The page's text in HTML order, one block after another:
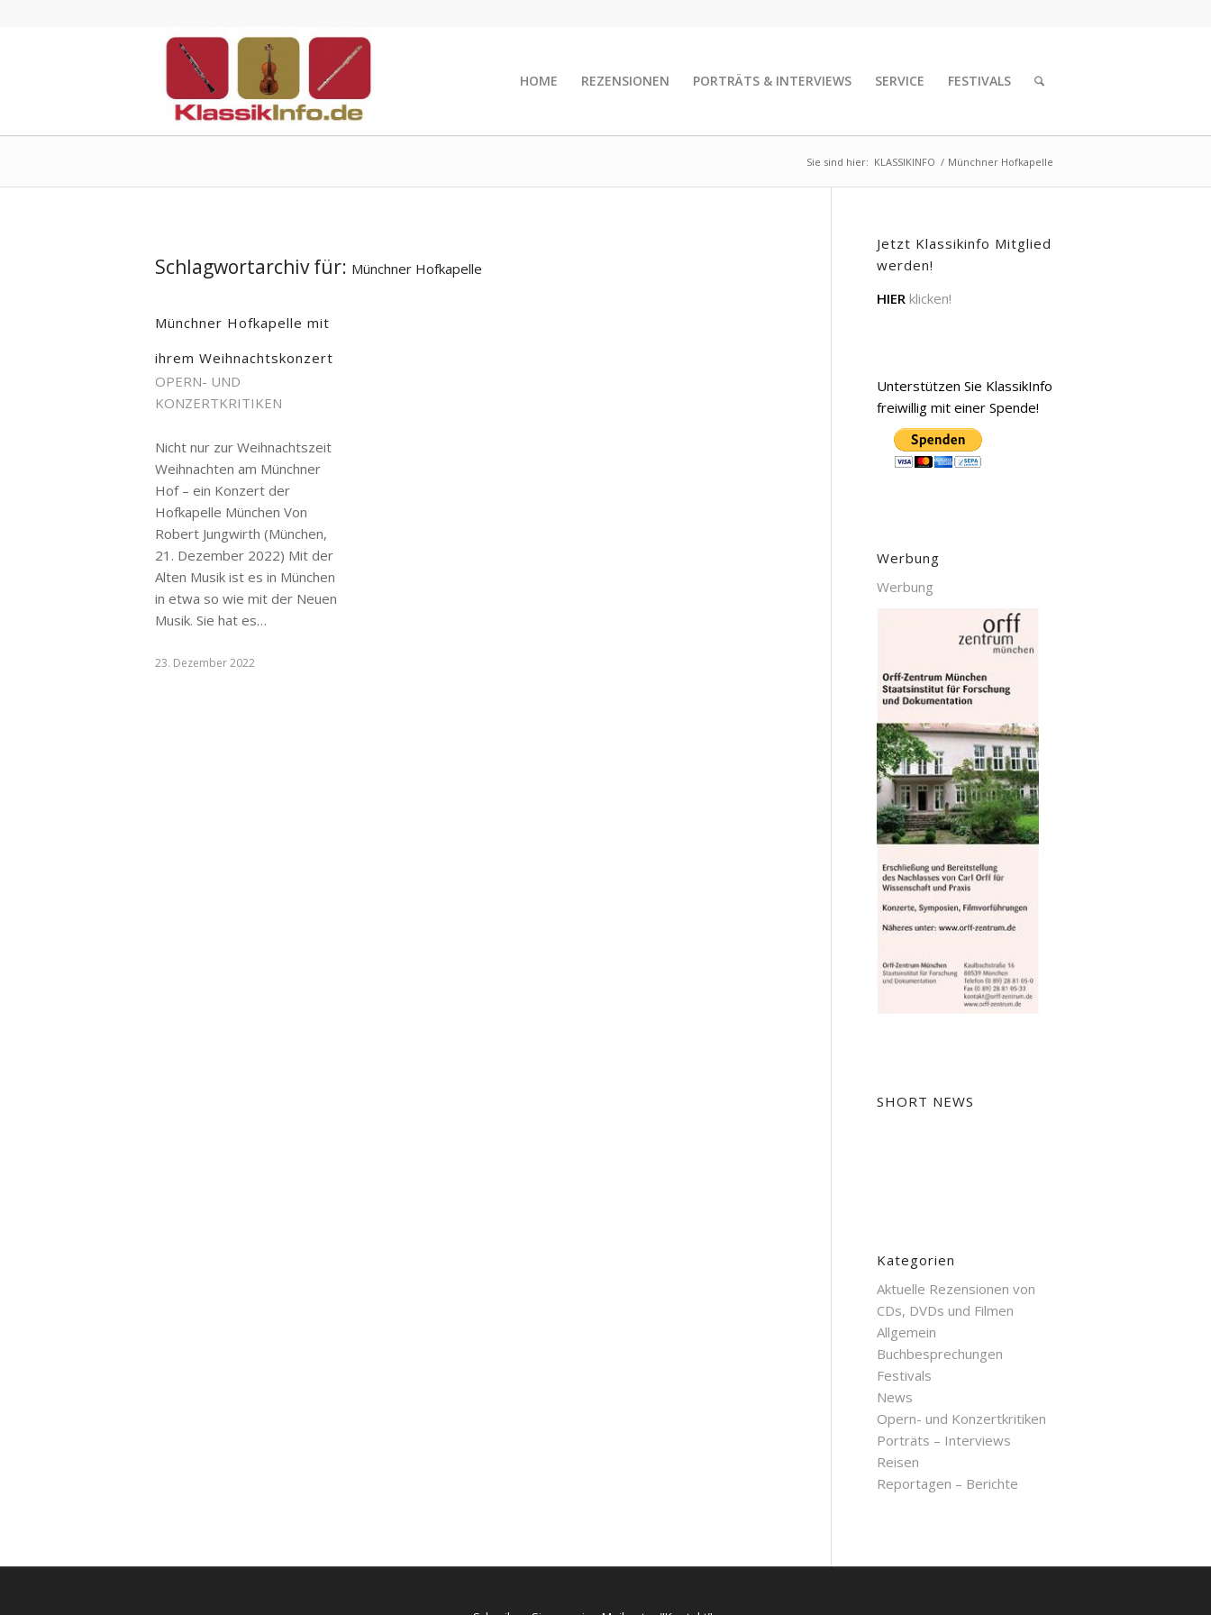
HOME REZENSIONEN PORTRÄTS & INTERVIEWS SERVICE FESTIVALS
Sie sind hier: KLASSIKINFO / Münchner Hofkapelle
Schlagwortarchiv für: Münchner Hofkapelle
Münchner Hofkapelle mit
ihrem Weihnachtskonzert
OPERN- UND
KONZERTKRITIKEN
Nicht nur zur Weihnachtszeit
Weihnachten am Münchner
Hof – ein Konzert der
Hofkapelle München Von
Robert Jungwirth (München,
21. Dezember 2022) Mit der
Alten Musik ist es in München
in etwa so wie mit der Neuen
Musik. Sie hat es…
23. Dezember 2022
Jetzt Klassikinfo Mitglied
werden!
HIER klicken!
Unterstützen Sie KlassikInfo
freiwillig mit einer Spende!
Werbung
Werbung
SHORT NEWS
Kategorien
Aktuelle Rezensionen von
CDs, DVDs und Filmen
Allgemein
Buchbesprechungen
Festivals
News
Opern- und Konzertkritiken
Porträts – Interviews
Reisen
Reportagen – Berichte